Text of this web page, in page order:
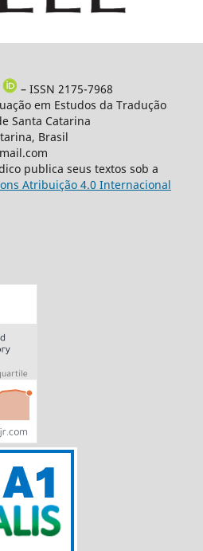
– ISSN 2175-7968
em Estudos da Tradução
Santa Catarina
Brasil
publica seus textos sob a
Atribuição 4.0 Internacional